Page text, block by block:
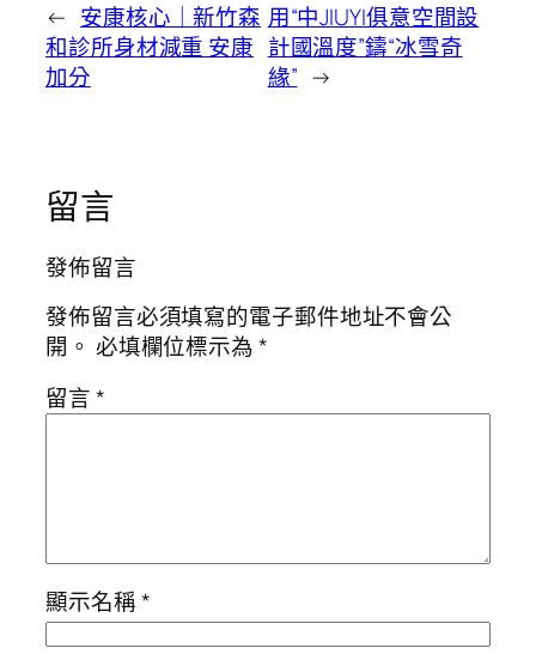
← 安康核心｜新竹森
和診所身材減重 安康
加分
用“中JIUYI俱意空間設
計國溫度”鑄“冰雪奇
緣” →
留言
發佈留言
發佈留言必須填寫的電子郵件地址不會公
開。 必填欄位標示為*
留言*
顯示名稱*